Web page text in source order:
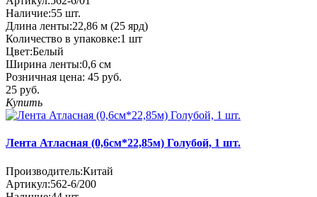
Наличие:55 шт.
Длина ленты:22,86 м (25 ярд)
Количество в упаковке:1 шт
Цвет:Белый
Ширина ленты:0,6 см
Розничная цена: 45 руб.
25 руб.
Купить
Лента Атласная (0,6см*22,85м) Голубой, 1 шт.
Производитель:Китай
Артикул:562-6/200